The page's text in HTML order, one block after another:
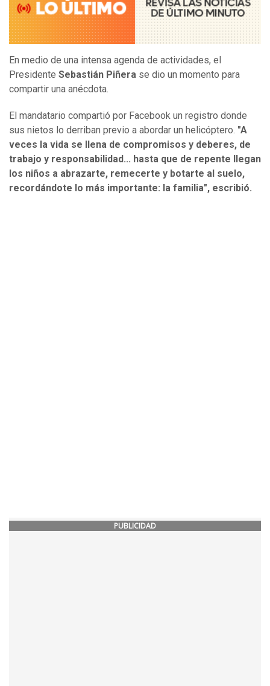
En medio de una intensa agenda de actividades, el
Presidente Sebastián Piñera se dio un momento para
compartir una anécdota.
El mandatario compartió por Facebook un registro donde
sus nietos lo derriban previo a abordar un helicóptero. "A
veces la vida se llena de compromisos y deberes, de
trabajo y responsabilidad... hasta que de repente llegan
los niños a abrazarte, remecerte y botarte al suelo,
recordándote lo más importante: la familia", escribió.
PUBLICIDAD